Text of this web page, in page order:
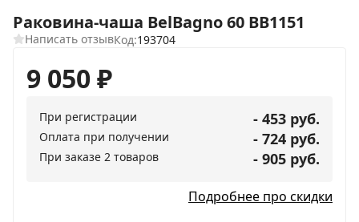
Раковина-чаша BelBagno 60 BB1151
Написать отзывКод:193704
9 050₽
При регистрации - 453 руб.
Оплата при получении - 724 руб.
При заказе 2 товаров - 905 руб.
Подробнее про скидки